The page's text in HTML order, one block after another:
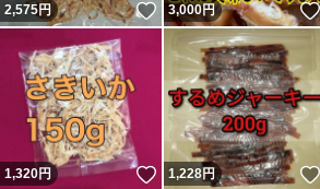
2,575円 いいね！
3,000円
1,320円 いいね！
1,228円